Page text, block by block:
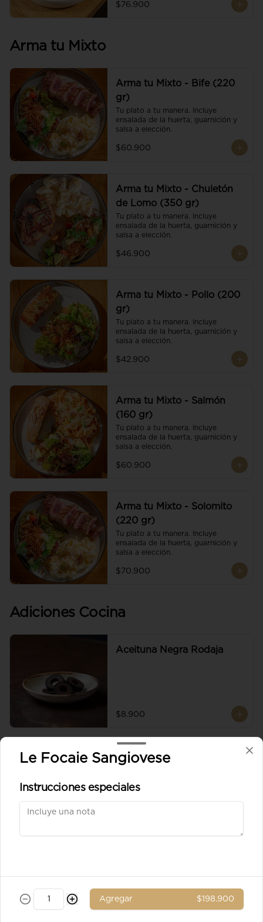
$76.900
Arma tu Mixto
Arma tu Mixto - Bife (220
gr)
Tu plato a tu manera. Incluye
ensalada de la huerta, guarnición y
salsa a elección.
$60.900
Arma tu Mixto - Chuletón
de Lomo (350 gr)
Tu plato a tu manera. Incluye
ensalada de la huerta, guarnición y
salsa a elección.
$46.900
Arma tu Mixto - Pollo (200
gr)
Tu plato a tu manera. Incluye
ensalada de la huerta, guarnición y
salsa a elección.
$42.900
Arma tu Mixto - Salmón
(160 gr)
Tu plato a tu manera. Incluye
ensalada de la huerta, guarnición y
salsa a elección.
$60.900
Arma tu Mixto - Solomito
(220 gr)
Tu plato a tu manera. Incluye
ensalada de la huerta, guarnición y
salsa a elección.
$70.900
Adiciones Cocina
Aceituna Negra Rodaja
$8.900
Aceituna verde entera
Le Focaie Sangiovese
Instrucciones especiales
Agregar $198.900